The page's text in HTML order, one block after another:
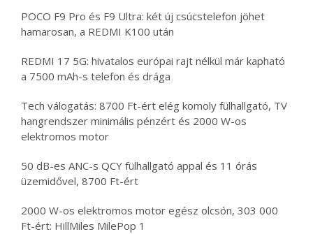
POCO F9 Pro és F9 Ultra: két új csúcstelefon jöhet
hamarosan, a REDMI K100 után
REDMI 17 5G: hivatalos európai rajt nélkül már kapható
a 7500 mAh-s telefon és drága
Tech válogatás: 8700 Ft-ért elég komoly fülhallgató, TV
hangrendszer minimális pénzért és 2000 W-os
elektromos motor
50 dB-es ANC-s QCY fülhallgató appal és 11 órás
üzemidővel, 8700 Ft-ért
2000 W-os elektromos motor egész olcsón, 303 000
Ft-ért: HillMiles MilePop 1